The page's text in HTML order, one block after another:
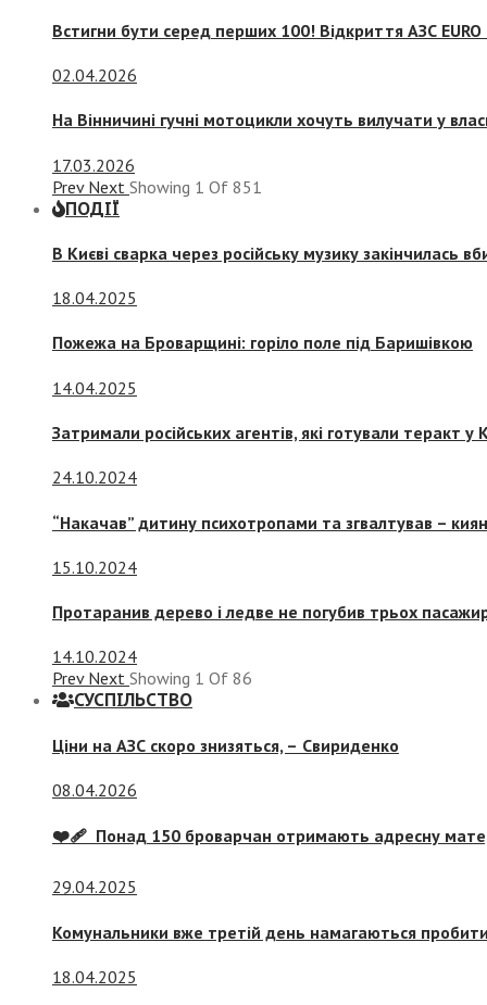
Встигни бути серед перших 100! Відкриття АЗС
02.04.2026
На Вінничині гучні мотоцикли хочуть вилучати у
17.03.2026
Prev Next Showing 1 Of 851
ПОДІЇ
В Києві сварка через російську музику закінчилась
18.04.2025
Пожежа на Броварщині: горіло поле під Баришівкою
14.04.2025
Затримали російських агентів, які готували теракт у
24.10.2024
“Накачав” дитину психотропами та згвалтував –
15.10.2024
Протаранив дерево і ледве не погубив трьох
14.10.2024
Prev Next Showing 1 Of 86
СУСПIЛЬСТВО
Ціни на АЗС скоро знизяться, – Свириденко
08.04.2026
❤️‍🩹 Понад 150 броварчан отримають адресну
29.04.2025
Комунальники вже третій день намагаються
18.04.2025